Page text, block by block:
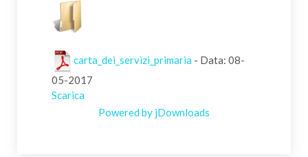
carta_dei_servizi_primaria - Data: 08-
05-2017
Scarica
Powered by jDownloads